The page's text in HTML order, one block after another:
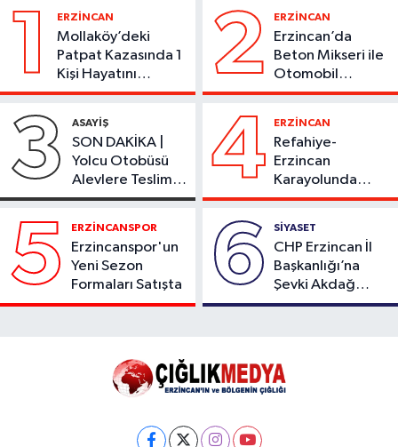
1 ERZİNCAN
Mollaköy’deki
Patpat Kazasında 1
Kişi Hayatını
Kaybetti
2 ERZİNCAN
Erzincan’da
Beton Mikseri ile
Otomobil
Çarpıştı
3 ASAYİŞ
SON DAKİKA |
Yolcu Otobüsü
Alevlere Teslim
Oldu
4 ERZİNCAN
Refahiye-
Erzincan
Karayolunda
Kaza: Otomobil
2 Kişi Yaralandı
5 ERZİNCANSPOR
Erzincanspor'un
Yeni Sezon
Formaları Satışta
6 SİYASET
CHP Erzincan İl
Başkanlığı’na
Şevki Akdağ
Atandı!